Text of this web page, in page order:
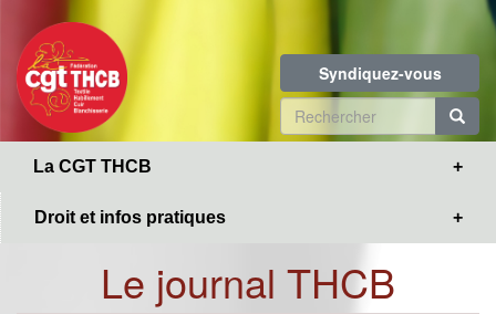
contenu
principal
Syndiquez-vous
Formulaire
de
La CGT THCB
Droit et infos pratiques
Le journal THCB